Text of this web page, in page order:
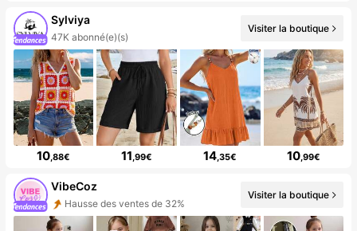
Sylviya
47K abonné(e)(s)
Visiter la boutique
10,88€ 11,99€ 14,35€ 10,99€
VibeCoz
Hausse des ventes de 32%
Visiter la boutique